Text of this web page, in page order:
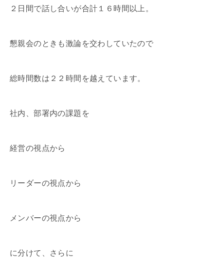
２日間で話し合いが合計１６時間以上。
懇親会のときも激論を交わしていたので
総時間数は２２時間を越えています。
社内、部署内の課題を
経営の視点から
リーダーの視点から
メンバーの視点から
に分けて、さらに